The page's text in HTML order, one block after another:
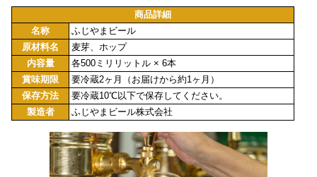
商品詳細
名称
ふじやまビール
原材料名
麦芽、ホップ
内容量
各500ミリリットル × 6本
賞味期限
要冷蔵2ヶ月（お届けから約1ヶ月）
保存方法
要冷蔵10℃以下で保存してください。
製造者
ふじやまビール株式会社